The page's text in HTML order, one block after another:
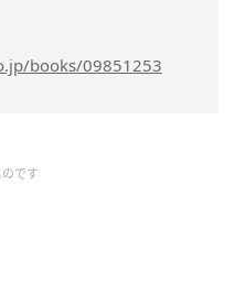
books/09851253
です